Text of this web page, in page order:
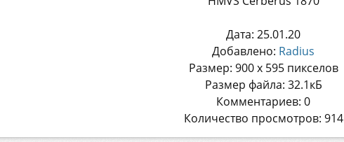
Дата: 25.01.20
Добавлено: Radius
Размер: 900 x 595 пикселов
Размер файла: 32.1кБ
Комментариев: 0
Количество просмотров: 914